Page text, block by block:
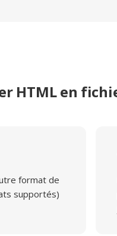
HTML en
format de
supportés)